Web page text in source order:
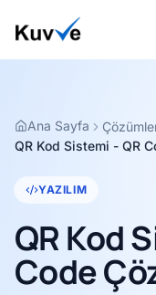
Ana Sayfa
QR Kod Sistemi - QR
YAZILIM
QR Kod
Code